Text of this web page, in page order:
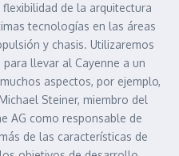
de la arquitectura
tecnologías en las áreas
y chasis. Utilizaremos
llevar al Cayenne a un
aspectos, por ejemplo,
Steiner, miembro del
AG como responsable de
de las características de